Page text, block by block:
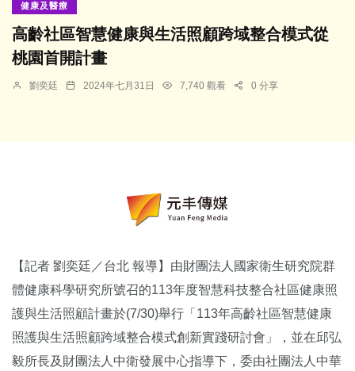
健康及醫療
高齡社區智慧健康與生活照顧跨域整合模式從
桃園首開計畫
劉奕廷 2024年七月31日 7,740 觀看 0 分享
【記者 劉奕廷／台北 報導】由財團法人國家衛生研究院群
體健康科學研究所號召的113年度智慧科技整合社區健康照
護與生活照顧計畫於(7/30)舉行「113年高齡社區智慧健康
照護與生活照顧跨域整合模式創新實踐研討會」，並在邱弘
毅所長及財團法人中衛發展中心指導下，委由社團法人中華